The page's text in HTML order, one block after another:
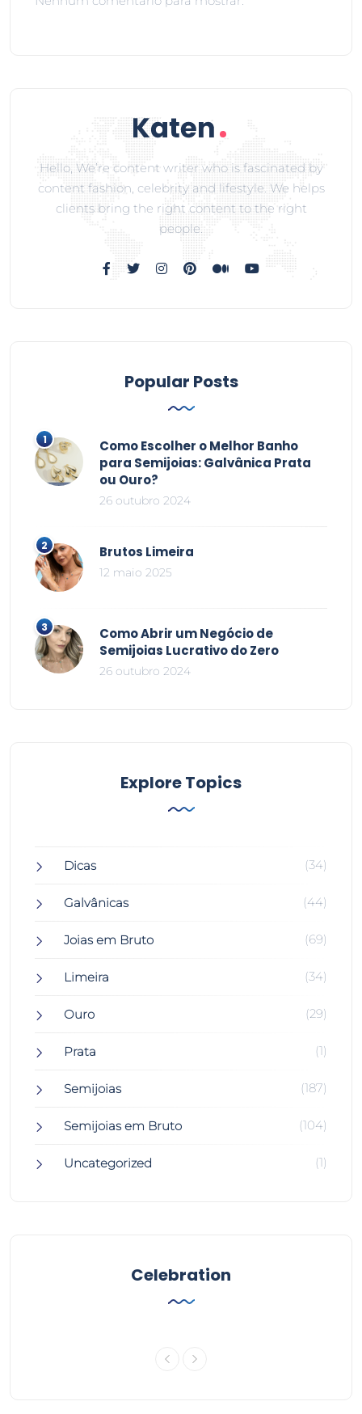
Hello, We’re content writer who is fascinated by
content fashion, celebrity and lifestyle. We helps
clients bring the right content to the right
people.
Popular Posts
Como Escolher o Melhor Banho
para Semijoias: Galvânica Prata
ou Ouro?
26 outubro 2024
Brutos Limeira
12 maio 2025
Como Abrir um Negócio de
Semijoias Lucrativo do Zero
26 outubro 2024
Explore Topics
Dicas (34)
Galvânicas (44)
Joias em Bruto (69)
Limeira (34)
Ouro (29)
Prata (1)
Semijoias (187)
Semijoias em Bruto (104)
Uncategorized (1)
Celebration